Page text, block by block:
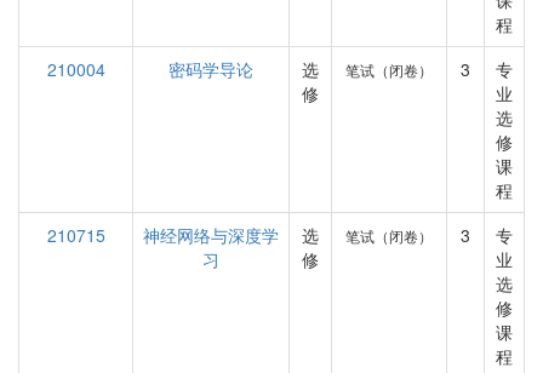
程
210004
密码学导论
选
修
笔试（闭卷） 3
专
业
选
修
课
程
210715
神经网络与深度学
习
选
修
笔试（闭卷） 3
专
业
选
修
课
程